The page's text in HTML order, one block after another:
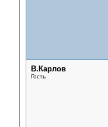
В.Карлов
Гость